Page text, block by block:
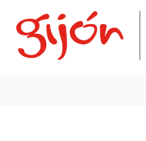
content
Home